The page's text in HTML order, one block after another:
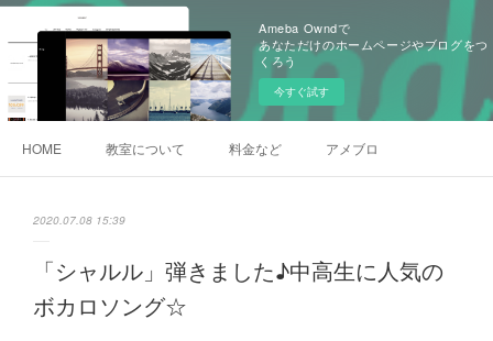
Ameba Owndで
あなただけのホームページやブログをつ
くろう
今すぐ試す
HOME 教室について 料金など アメブロ
2020.07.08 15:39
「シャルル」弾きました♪中高生に人気の
ボカロソング☆